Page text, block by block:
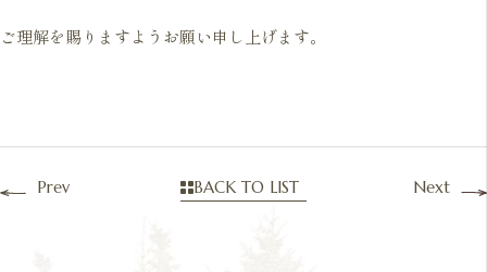
ご理解を賜りますようお願い申し上げます。
Prev Next
BACK TO LIST